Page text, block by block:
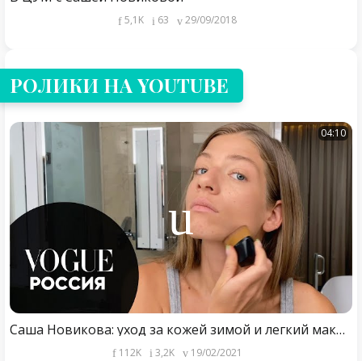
5,1K 63 29/09/2018
РОЛИКИ НА YOUTUBE
04:10
Саша Новикова: уход за кожей зимой и легкий макияж | Vogue Россия
112K 3,2K 19/02/2021